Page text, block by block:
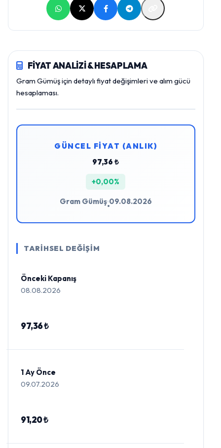
FİYAT ANALİZİ & HESAPLAMA
Gram Gümüş için detaylı fiyat değişimleri ve alım gücü
hesaplaması.
GÜNCEL FİYAT (ANLIK)
97,36 ₺
+0,00%
Gram Gümüş
•
09.08.2026
TARİHSEL DEĞİŞİM
Önceki Kapanış
08.08.2026
97,36 ₺
1 Ay Önce
09.07.2026
91,20 ₺